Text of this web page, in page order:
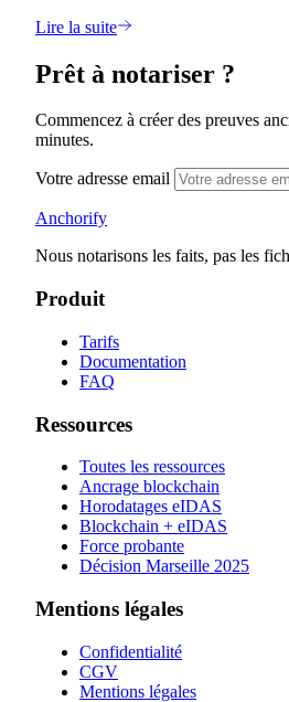
Lire la suite
Prêt à notariser ?
Commencez à créer des preuves
minutes.
Votre adresse email
Anchorify
Nous notarisons les faits, pas les
Produit
Tarifs
Documentation
FAQ
Ressources
Toutes les ressources
Ancrage blockchain
Horodatages eIDAS
Blockchain + eIDAS
Force probante
Décision Marseille 2025
Mentions légales
Confidentialité
CGV
Mentions légales